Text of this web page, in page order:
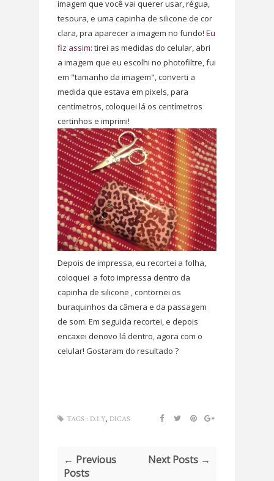
imagem que você vai querer usar, régua,
tesoura, e uma capinha de silicone de cor
clara, pra aparecer a imagem no fundo! Eu
fiz assim: tirei as medidas do celular, abri
a imagem que eu escolhi no photofiltre, fui
em "tamanho da imagem", converti a
medida que estava em pixels, para
centímetros, coloquei lá os centímetros
certinhos e imprimi!
Depois de impressa, eu recortei a folha,
coloquei a foto impressa dentro da
capinha de silicone , contornei os
buraquinhos da câmera e da passagem
de som. Em seguida recortei, e depois
encaxei denovo lá dentro, agora com o
celular! Gostaram do resultado ?
TAGS : D.I.Y, DICAS
← Previous
Posts
Next Posts →